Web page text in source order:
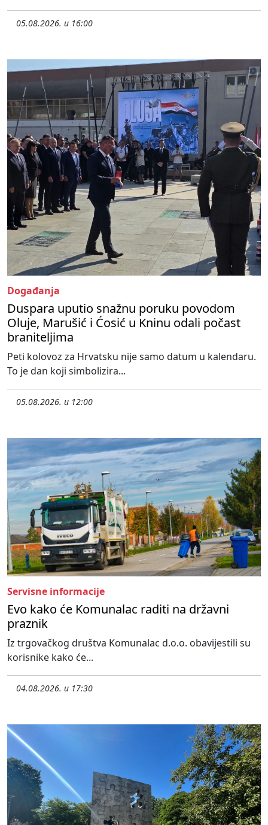
05.08.2026. u 16:00
Događanja
Duspara uputio snažnu poruku povodom
Oluje, Marušić i Ćosić u Kninu odali počast
braniteljima
Peti kolovoz za Hrvatsku nije samo datum u kalendaru.
To je dan koji simbolizira...
05.08.2026. u 12:00
Servisne informacije
Evo kako će Komunalac raditi na državni
praznik
Iz trgovačkog društva Komunalac d.o.o. obavijestili su
korisnike kako će...
04.08.2026. u 17:30